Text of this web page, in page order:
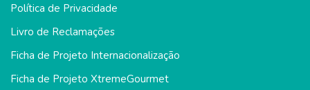
Política de Privacidade
Livro de Reclamações
Ficha de Projeto Internacionalização
Ficha de Projeto XtremeGourmet